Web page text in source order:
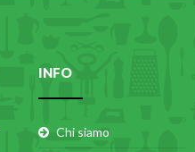
INFO
Chi siamo